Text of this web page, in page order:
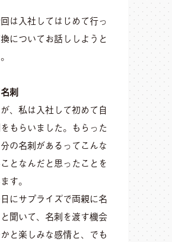
は入社してはじめて行っ
についてお話ししようと
刺
、私は入社して初めて自
もらいました。もらった
の名刺があるってこんな
となんだと思ったことを
す。
にサプライズで両親に名
聞いて、名刺を渡す機会
と楽しみな感情と、でも